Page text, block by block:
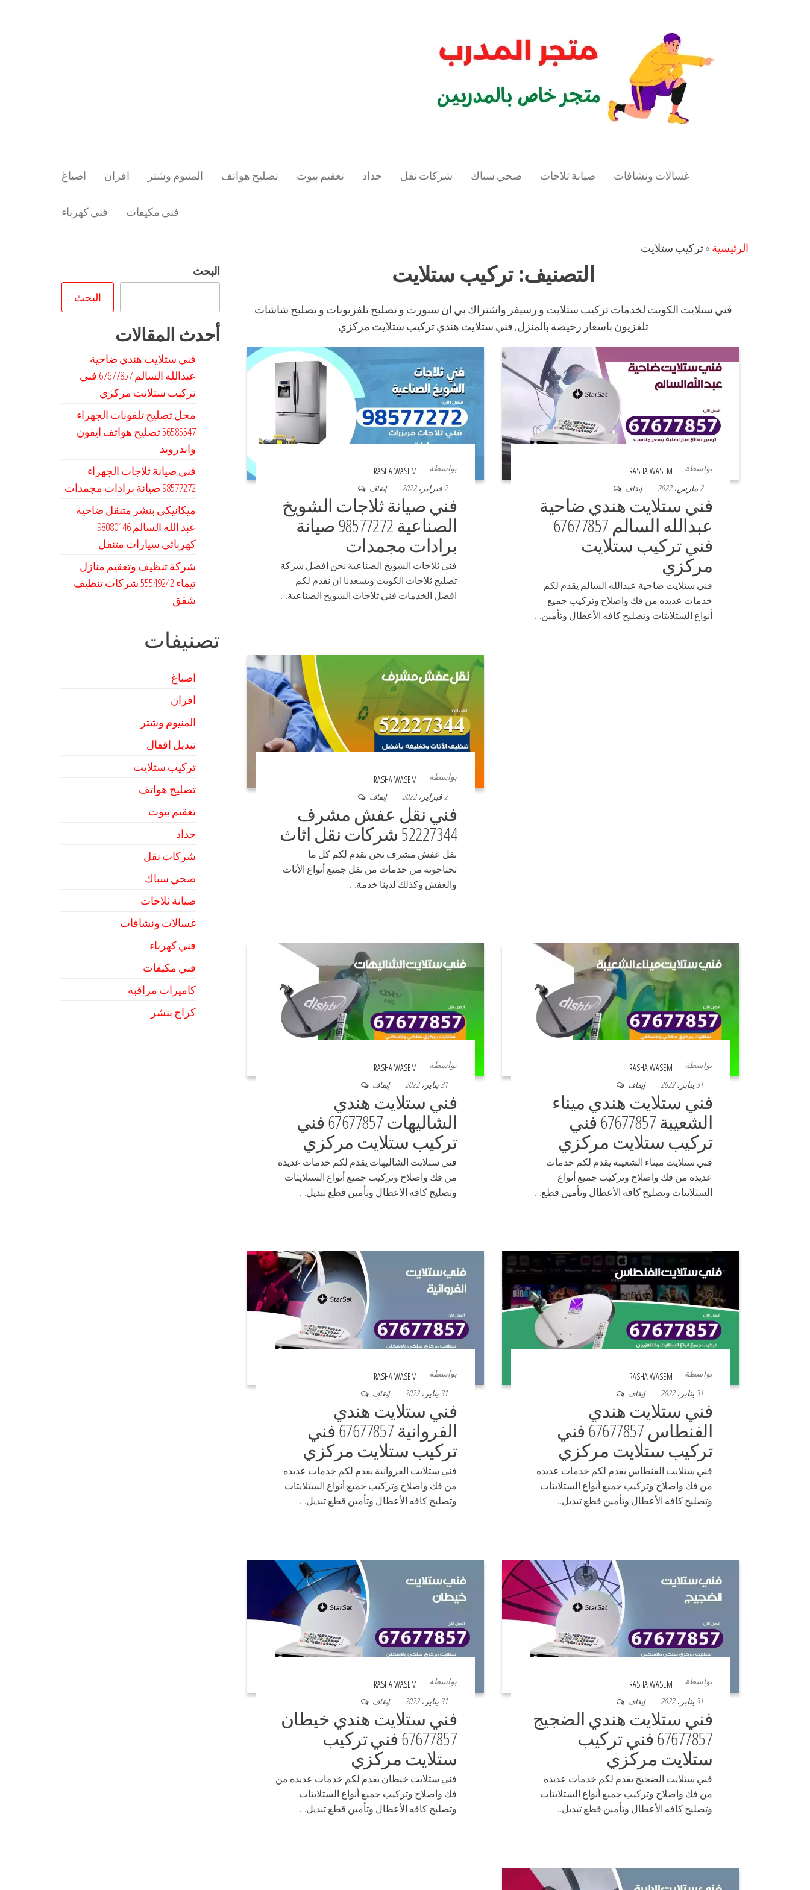
المدرب
الرياضيين
اصباغ افران المنيوم وشتر تصليح هواتف تعقيم بيوت حداد شركات نقل صحي سباك صيانة ثلاجات غسالات ونشافات
فني كهرباء فني مكيفات
الرئيسية »تركيب ستلايت
التصنيف:تركيب ستلايت
فني ستلايت الكويت لخدمات تركيب ستلايت و رسيفر واشتراك بي ان سبورت و تصليح تلفزيونات و تصليح شاشات
تلفزيون باسعار رخيصة بالمنزل, فني ستلايت هندي تركيب ستلايت مركزي
بواسطة
RASHA WASEM
2 مارس، 2022
إيقاف
فني ستلايت هندي ضاحية
عبدالله السالم 67677857
فني تركيب ستلايت
مركزي
فني ستلايت ضاحية عبدالله السالم يقدم لكم
خدمات عديده من فك واصلاح وتركيب جميع
أنواع الستلايتات وتصليح كافه الأعطال وتأمين…
بواسطة
RASHA WASEM
2 فبراير، 2022
إيقاف
فني صيانة ثلاجات الشويخ
الصناعية 98577272 صيانة
برادات مجمدات
فني ثلاجات الشويخ الصناعية نحن افضل شركة
تصليح ثلاجات الكويت ويسعدنا ان نقدم لكم
افضل الخدمات فني ثلاجات الشويخ الصناعية…
بواسطة
RASHA WASEM
2 فبراير، 2022
إيقاف
فني نقل عفش مشرف
52227344 شركات نقل اثاث
نقل عفش مشرف نحن نقدم لكم كل ما
تحتاجونه من خدمات من نقل جميع أنواع الأثاث
والعفش وكذلك لدينا خدمة…
بواسطة
RASHA WASEM
31 يناير، 2022
إيقاف
فني ستلايت هندي ميناء
الشعيبة 67677857 فني
تركيب ستلايت مركزي
فني ستلايت ميناء الشعيبة يقدم لكم خدمات
عديده من فك واصلاح وتركيب جميع أنواع
الستلايتات وتصليح كافه الأعطال وتأمين قطع…
بواسطة
RASHA WASEM
31 يناير، 2022
إيقاف
فني ستلايت هندي
الشاليهات 67677857 فني
تركيب ستلايت مركزي
فني ستلايت الشاليهات يقدم لكم خدمات عديده
من فك واصلاح وتركيب جميع أنواع الستلايتات
وتصليح كافه الأعطال وتأمين قطع تبديل…
بواسطة
RASHA WASEM
31 يناير، 2022
إيقاف
فني ستلايت هندي
الفنطاس 67677857 فني
تركيب ستلايت مركزي
فني ستلايت الفنطاس يقدم لكم خدمات عديده
من فك واصلاح وتركيب جميع أنواع الستلايتات
وتصليح كافه الأعطال وتأمين قطع تبديل…
بواسطة
RASHA WASEM
31 يناير، 2022
إيقاف
فني ستلايت هندي
الفروانية 67677857 فني
تركيب ستلايت مركزي
فني ستلايت الفروانية يقدم لكم خدمات عديده
من فك واصلاح وتركيب جميع أنواع الستلايتات
وتصليح كافه الأعطال وتأمين قطع تبديل…
بواسطة
RASHA WASEM
31 يناير، 2022
إيقاف
فني ستلايت هندي الضجيج
67677857 فني تركيب
ستلايت مركزي
فني ستلايت الضجيج يقدم لكم خدمات عديده
من فك واصلاح وتركيب جميع أنواع الستلايتات
وتصليح كافه الأعطال وتأمين قطع تبديل…
بواسطة
RASHA WASEM
31 يناير، 2022
إيقاف
فني ستلايت هندي خيطان
67677857 فني تركيب
ستلايت مركزي
فني ستلايت خيطان يقدم لكم خدمات عديده من
فك واصلاح وتركيب جميع أنواع الستلايتات
وتصليح كافه الأعطال وتأمين قطع تبديل…
البحث
البحث
أحدث المقالات
فني ستلايت هندي ضاحية
عبدالله السالم 67677857 فني
تركيب ستلايت مركزي
محل تصليح تلفونات الجهراء
56585547 تصليح هواتف ايفون
واندرويد
فني صيانة ثلاجات الجهراء
98577272 صيانة برادات مجمدات
ميكانيكي بنشر متنقل ضاحية
كهربائي سيارات متنقل
شركة تنظيف وتعقيم منازل
تيماء 55549242 شركات تنظيف
شقق
تصنيفات
اصباغ
افران
المنيوم وشتر
تبديل اقفال
تركيب ستلايت
تصليح هواتف
تعقيم بيوت
حداد
شركات نقل
صحي سباك
صيانة ثلاجات
غسالات ونشافات
فني كهرباء
فني مكيفات
كاميرات مراقبه
كراج بنشر